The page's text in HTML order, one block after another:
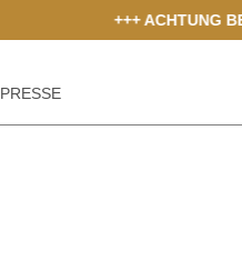
+++ ACHTUNG
PRESSE